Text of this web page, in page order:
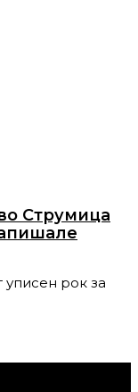
Струмица
уписен рок за